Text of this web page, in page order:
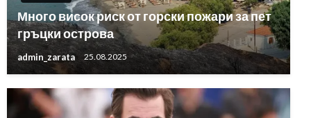
Много висок риск от горски пожари за пет
гръцки острова
admin_zarata 25.08.2025